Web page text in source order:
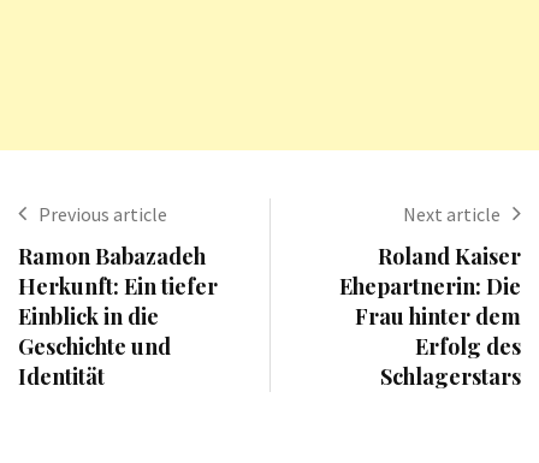
Previous article
Ramon Babazadeh
Herkunft: Ein tiefer
Einblick in die
Geschichte und
Identität
Next article
Roland Kaiser
Ehepartnerin: Die
Frau hinter dem
Erfolg des
Schlagerstars